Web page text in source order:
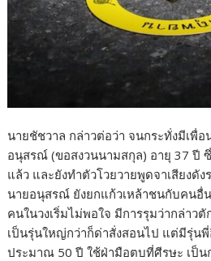
นายชัชวาล กล่าวต่อว่า จนกระทั่งมีเพื่
อนุสรณ์ (ขอสงวนนามสกุล) อายุ 37 ปี
แล้ว และยังทำตัวโวยวายพูดจาเสียงดั
นายอนุสรณ์ ยังยกแก้วเหล้าชนกับคนอื่
คนในวงเริ่มไม่พอใจ มีการรุมว่ากล่าว
เป็นรุ่นใหญ่กว่าก็ด่าสั่งสอนไป แต่มีรุ่น
ประมาณ 50 ปี ใช้ฝ่ามือตบที่ศีรษะ เป็น